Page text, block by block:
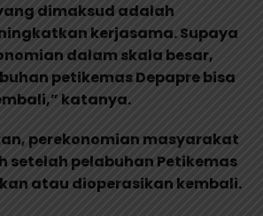
dimaksud adalah
kerjasama. Supaya
dalam skala besar,
petikemas Depapre bisa
katanya.
perekonomian masyarakat
setelah pelabuhan Petikemas
atau dioperasikan kembali.